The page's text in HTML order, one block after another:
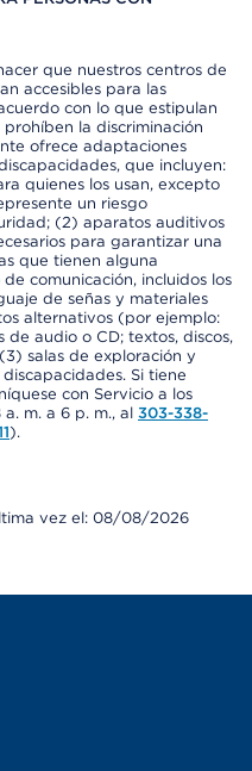
que nuestros centros de
accesibles para las
con lo que estipulan
la discriminación
ofrece adaptaciones
que incluyen:
quienes los usan, excepto
un riesgo
(2) aparatos auditivos
para garantizar una
que tienen alguna
comunicación, incluidos los
de señas y materiales
alternativos (por ejemplo:
audio o CD; textos, discos,
salas de exploración y
Si tiene
con Servicio a los
m. a 6 p. m., al 303-338-
).
vez el: 08/08/2026